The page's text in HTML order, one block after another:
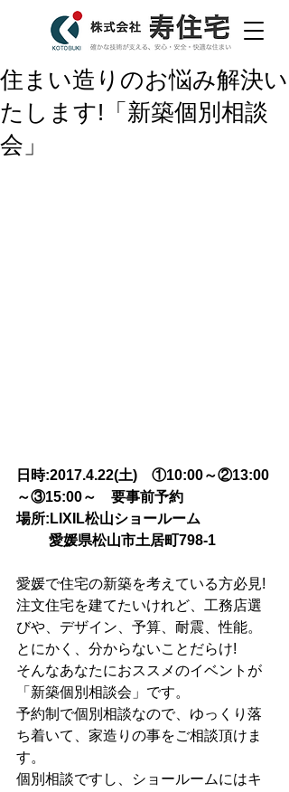
住まい造りのお悩み解決い
たします!「新築個別相談
会」
日時:2017.4.22(土)　①10:00～②13:00
～③15:00～　要事前予約
場所:LIXIL松山ショールーム
愛媛県松山市土居町798-1
愛媛で住宅の新築を考えている方必見!
注文住宅を建てたいけれど、工務店選
びや、デザイン、予算、耐震、性能。
とにかく、分からないことだらけ!
そんなあなたにおススメのイベントが
「新築個別相談会」です。
予約制で個別相談なので、ゆっくり落
ち着いて、家造りの事をご相談頂けま
す。
個別相談ですし、ショールームにはキ